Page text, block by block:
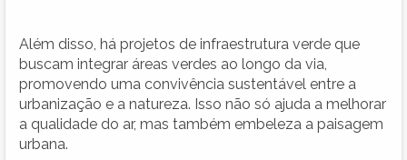
Além disso, há projetos de infraestrutura verde que
buscam integrar áreas verdes ao longo da via,
promovendo uma convivência sustentável entre a
urbanização e a natureza. Isso não só ajuda a melhorar
a qualidade do ar, mas também embeleza a paisagem
urbana.